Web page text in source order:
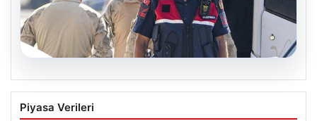
Menderes Belediye Başkanı İlkay Çiçek
ve 9 Kişi Tutuklandı
Piyasa Verileri